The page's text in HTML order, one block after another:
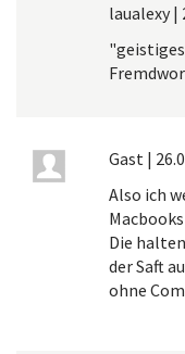
laualexy |
Gast |
Also ich
Die
der Saft
ohne